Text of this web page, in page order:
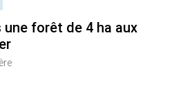
forêt de 4 ha aux